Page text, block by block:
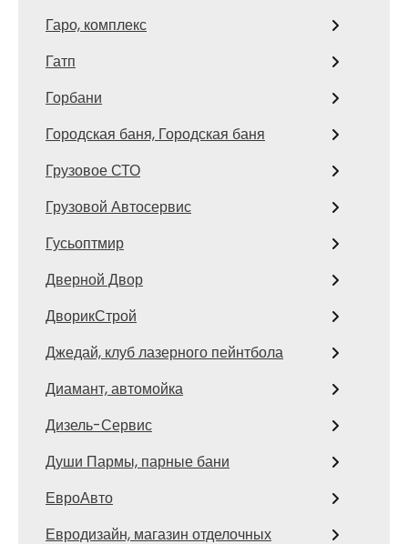
Гаро, комплекс
Гатп
Горбани
Городская баня, Городская баня
Грузовое СТО
Грузовой Автосервис
Гусьоптмир
Дверной Двор
ДворикСтрой
Джедай, клуб лазерного пейнтбола
Диамант, автомойка
Дизель-Сервис
Души Пармы, парные бани
ЕвроАвто
Евродизайн, магазин отделочных